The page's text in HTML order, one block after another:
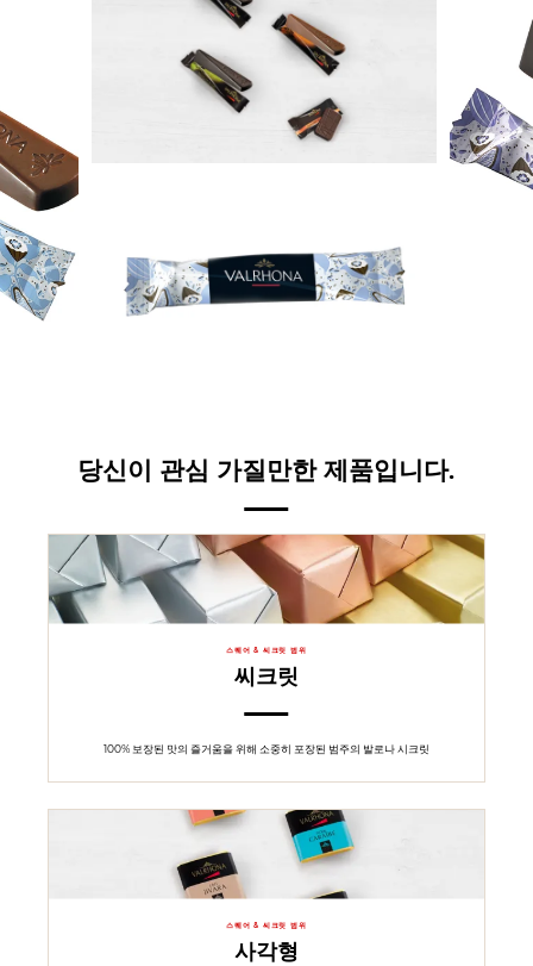
당신이 관심 가질만한 제품입니다.
스퀘어 & 씨크릿 범위
씨크릿
100% 보장된 맛의 즐거움을 위해 소중히 포장된 범주의 발로나 시크릿
스퀘어 & 씨크릿 범위
사각형